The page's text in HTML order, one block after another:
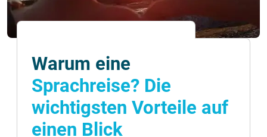
Warum eine
Sprachreise? Die
wichtigsten Vorteile auf
einen Blick